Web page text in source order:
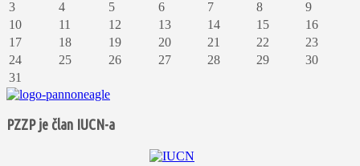
3
4 5 6 7 8
9
10
11 12 13 14 15
16
17
18 19 20 21 22
23
24
25 26 27 28 29
30
31
PZZP je član IUCN-a